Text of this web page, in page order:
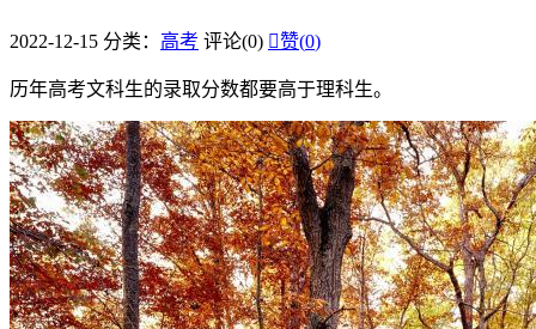
2022-12-15 分类： 高考 评论(0) 赞(0)
历年高考文科生的录取分数都要高于理科生。